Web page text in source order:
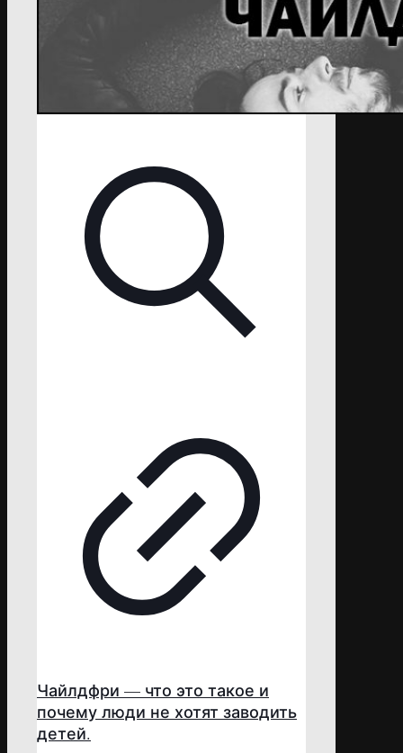
Чайлдфри — что это такое и
почему люди не хотят заводить
детей.